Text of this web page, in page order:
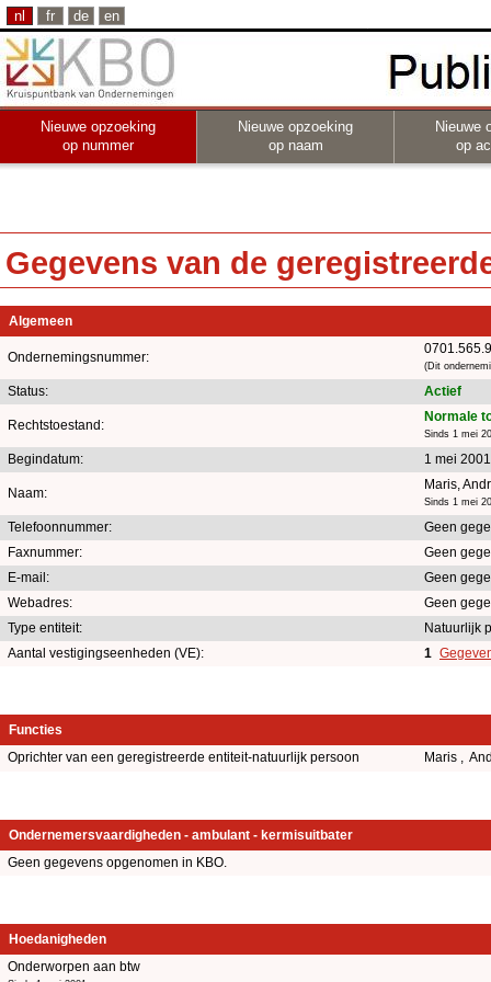
nl fr de en
Nieuwe opzoeking
op nummer
Nieuwe opzoeking
op naam
Nieuwe
op
Gegevens van de
Algemeen
Ondernemingsnummer:
(Dit
Status: Actief
Rechtstoestand:
Normale
Sinds 1 mei
Begindatum: 1 mei 2001
Naam:
Maris,
Sinds 1 mei
Telefoonnummer:
Geen
Faxnummer:
Geen
E-mail:
Geen
Webadres:
Geen
Type entiteit:
Natuurlijk
Aantal vestigingseenheden (VE):
1
Functies
Oprichter van een geregistreerde entiteit-natuurlijk persoon
Maris ,
Ondernemersvaardigheden - ambulant - kermisuitbater
Geen gegevens opgenomen in KBO.
Hoedanigheden
Onderworpen aan btw